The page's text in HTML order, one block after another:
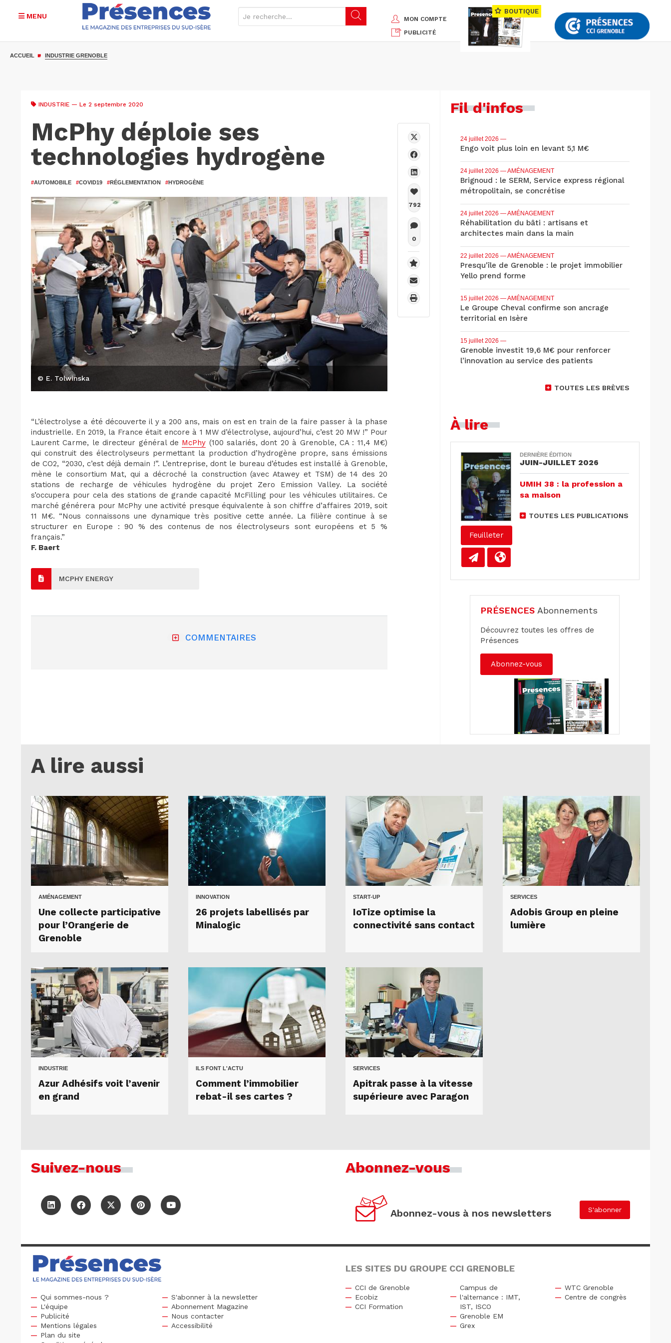
MENU
MON COMPTE
PUBLICITÉ
BOUTIQUE
ACCUEIL INDUSTRIE GRENOBLE
INDUSTRIE — Le 2 septembre 2020
McPhy déploie ses
technologies hydrogène
#AUTOMOBILE #COVID19 #RÉGLEMENTATION #HYDROGÈNE
© E. Tolwinska
“L’électrolyse a été découverte il y a 200 ans, mais on est en train de la faire passer à la phase
industrielle. En 2019, la France était encore à 1 MW d’électrolyse, aujourd’hui, c’est 20 MW !” Pour
Laurent Carme, le directeur général de McPhy (100 salariés, dont 20 à Grenoble, CA : 11,4 M€)
qui construit des électrolyseurs permettant la production d’hydrogène propre, sans émissions
de CO2, “2030, c’est déjà demain !”. L’entreprise, dont le bureau d’études est installé à Grenoble,
mène le consortium Mat, qui a décroché la construction (avec Atawey et TSM) de 14 des 20
stations de recharge de véhicules hydrogène du projet Zero Emission Valley. La société
s’occupera pour cela des stations de grande capacité McFilling pour les véhicules utilitaires. Ce
marché générera pour McPhy une activité presque équivalente à son chiffre d’affaires 2019, soit
11 M€. “Nous connaissons une dynamique très positive cette année. La filière continue à se
structurer en Europe : 90 % des contenus de nos électrolyseurs sont européens et 5 %
français.”
F. Baert
MCPHY ENERGY
COMMENTAIRES
792
0
Fil d'infos
24 juillet 2026 —
Engo voit plus loin en levant 5,1 M€
24 juillet 2026 — AMÉNAGEMENT
Brignoud : le SERM, Service express régional
métropolitain, se concrétise
24 juillet 2026 — AMÉNAGEMENT
Réhabilitation du bâti : artisans et
architectes main dans la main
22 juillet 2026 — AMÉNAGEMENT
Presqu'île de Grenoble : le projet immobilier
Yello prend forme
15 juillet 2026 — AMÉNAGEMENT
Le Groupe Cheval confirme son ancrage
territorial en Isère
15 juillet 2026 —
Grenoble investit 19,6 M€ pour renforcer
l’innovation au service des patients
TOUTES LES BRÈVES
À lire
Feuilleter
DERNIÈRE ÉDITION
JUIN-JUILLET 2026
UMIH 38 : la profession a
sa maison
TOUTES LES PUBLICATIONS
PRÉSENCES Abonnements
Découvrez toutes les offres de
Présences
Abonnez-vous
A lire aussi
AMÉNAGEMENT
Une collecte participative
pour l’Orangerie de
Grenoble
INNOVATION
26 projets labellisés par
Minalogic
START-UP
IoTize optimise la
connectivité sans contact
SERVICES
Adobis Group en pleine
lumière
INDUSTRIE
Azur Adhésifs voit l’avenir
en grand
ILS FONT L'ACTU
Comment l’immobilier
rebat-il ses cartes ?
SERVICES
Apitrak passe à la vitesse
supérieure avec Paragon
Suivez-nous Abonnez-vous
Abonnez-vous à nos newsletters S'abonner
Qui sommes-nous ?
L'équipe
Publicité
S'abonner à la newsletter
Abonnement Magazine
Nous contacter
Mentions légales
Plan du site
Accessibilité
LES SITES DU GROUPE CCI GRENOBLE
CCI de Grenoble
Ecobiz
CCI Formation
Campus de
l'alternance : IMT,
IST, ISCO
Grenoble EM
Grex
WTC Grenoble
Centre de congrès